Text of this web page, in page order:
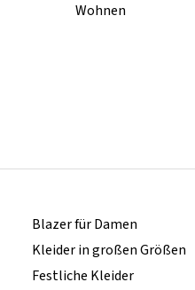
Wohnen
Blazer für Damen
Kleider in großen Größen
Festliche Kleider